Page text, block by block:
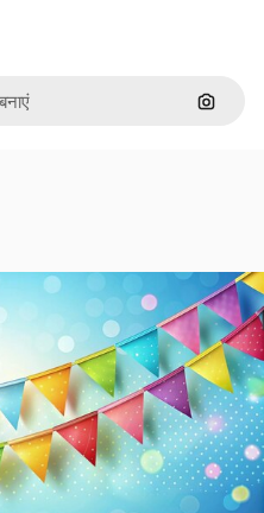
इमेज से